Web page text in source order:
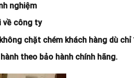
nghiệm
về công ty
chặt chém khách hàng dù chỉ
theo bảo hành chính hãng.